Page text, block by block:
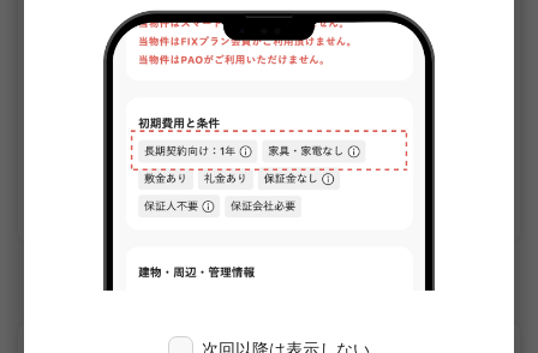
1/1
ザ・ハウス練馬桜台
3階建て
敷金なし
詳細を見る